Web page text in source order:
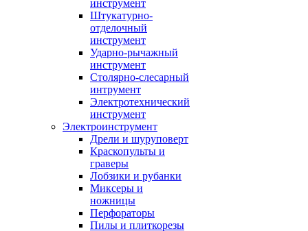
инструмент
Штукатурно-
отделочный
инструмент
Ударно-рычажный
инструмент
Столярно-слесарный
интрумент
Электротехнический
инструмент
Электроинструмент
Дрели и шуруповерт
Краскопульты и
граверы
Лобзики и рубанки
Миксеры и
ножницы
Перфораторы
Пилы и плиткорезы